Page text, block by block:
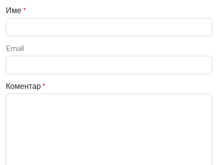
Име *
Email
Коментар *